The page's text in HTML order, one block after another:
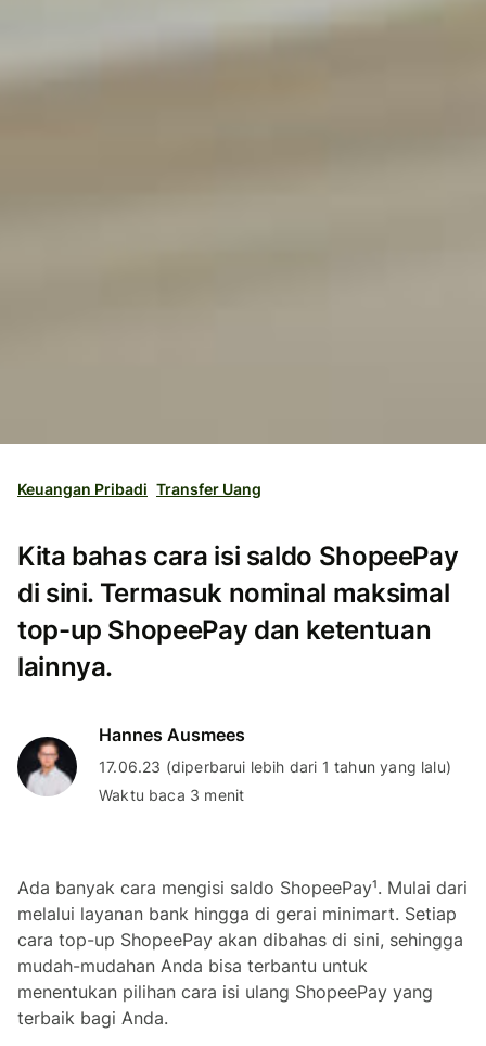
Keuangan Pribadi Transfer Uang
Kita bahas cara isi saldo ShopeePay
di sini. Termasuk nominal maksimal
top-up ShopeePay dan ketentuan
lainnya.
Hannes Ausmees
17.06.23 (diperbarui lebih dari 1 tahun yang lalu)
Waktu baca 3 menit
Ada banyak cara mengisi saldo ShopeePay¹. Mulai dari
melalui layanan bank hingga di gerai minimart. Setiap
cara top-up ShopeePay akan dibahas di sini, sehingga
mudah-mudahan Anda bisa terbantu untuk
menentukan pilihan cara isi ulang ShopeePay yang
terbaik bagi Anda.